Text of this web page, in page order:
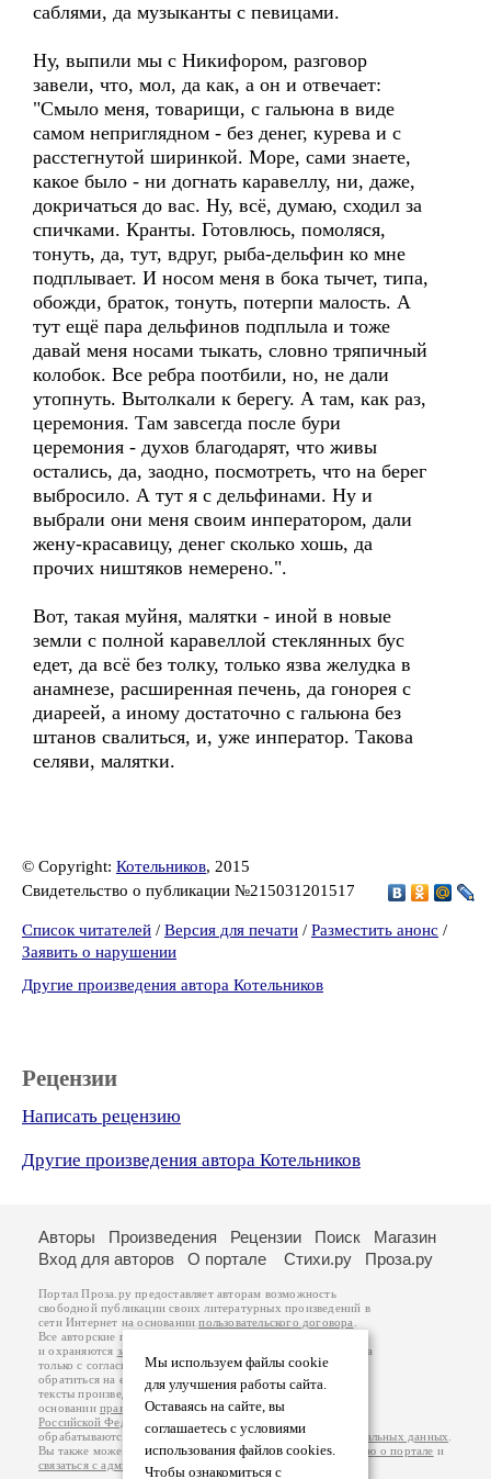
саблями, да музыканты с певицами.
Ну, выпили мы с Никифором, разговор
завели, что, мол, да как, а он и отвечает:
"Смыло меня, товарищи, с гальюна в виде
самом неприглядном - без денег, курева и с
расстегнутой ширинкой. Море, сами знаете,
какое было - ни догнать каравеллу, ни, даже,
докричаться до вас. Ну, всё, думаю, сходил за
спичками. Кранты. Готовлюсь, помоляся,
тонуть, да, тут, вдруг, рыба-дельфин ко мне
подплывает. И носом меня в бока тычет, типа,
обожди, браток, тонуть, потерпи малость. А
тут ещё пара дельфинов подплыла и тоже
давай меня носами тыкать, словно тряпичный
колобок. Все ребра поотбили, но, не дали
утопнуть. Вытолкали к берегу. А там, как раз,
церемония. Там завсегда после бури
церемония - духов благодарят, что живы
остались, да, заодно, посмотреть, что на берег
выбросило. А тут я с дельфинами. Ну и
выбрали они меня своим инператором, дали
жену-красавицу, денег сколько хошь, да
прочих ништяков немерено.".
Вот, такая муйня, малятки - иной в новые
земли с полной каравеллой стеклянных бус
едет, да всё без толку, только язва желудка в
анамнезе, расширенная печень, да гонорея с
диареей, а иному достаточно с гальюна без
штанов свалиться, и, уже инператор. Такова
селяви, малятки.
© Copyright: Котельников, 2015
Свидетельство о публикации №215031201517
Список читателей / Версия для печати / Разместить анонс /
Заявить о нарушении
Другие произведения автора Котельников
Рецензии
Написать рецензию
Другие произведения автора Котельников
Мы используем файлы cookie
для улучшения работы сайта.
Оставаясь на сайте, вы
соглашаетесь с условиями
использования файлов cookies.
Чтобы ознакомиться с
Авторы Произведения Рецензии Поиск
Магазин
Вход для авторов
О портале Стихи.ру Проза.ру
Портал Проза.ру предоставляет авторам возможность
свободной публикации своих литературных произведений в
сети Интернет на основаниипользовательского договора
Все авторские права на произведения принадлежат авторам
и охраняются законом
. Перепечатка произведений возможна
только с согласия его автора, к которому вы можете
обратиться на его авторской странице. Ответственность за
тексты произведений авторы несут самостоятельно на
основанииправил публикацииизаконодательства
Российской Федерации
обрабатываются на основанииПолитики обработки персональных данных
Вы также можете посмотреть более подробнуюинформацию о портале и
связаться с администрацией